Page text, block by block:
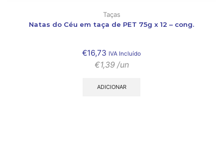
Taças
Natas do Céu em taça de PET 75g x 12 – cong.
€16,73 IVA Incluído
€1,39 /un
ADICIONAR